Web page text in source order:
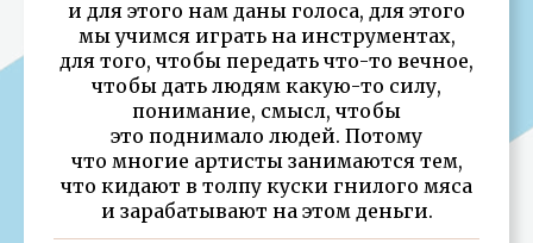
и для этого нам даны голоса, для этого
мы учимся играть на инструментах,
для того, чтобы передать что-то вечное,
чтобы дать людям какую-то силу,
понимание, смысл, чтобы
это поднимало людей. Потому
что многие артисты занимаются тем,
что кидают в толпу куски гнилого мяса
и зарабатывают на этом деньги.